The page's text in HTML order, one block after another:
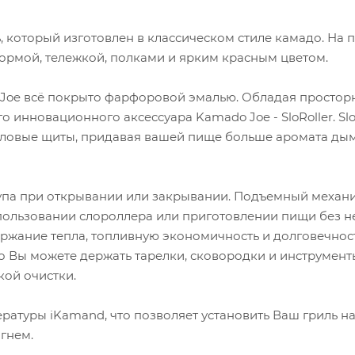
изготовлен в классическом стиле камадо. На
тележкой, полками и ярким красным цветом.
всё покрыто фарфоровой эмалью. Обладая
аксессуара Kamado Joe - SloRoller.
щиты, придавая вашей пище больше аромата
при открывании или закрывании. Подъемный
слороллера или приготовлении пищи без
тепла, топливную экономичность и
Вы можете держать тарелки, сковородки и
очистки.
iKamand, что позволяет установить Ваш гриль